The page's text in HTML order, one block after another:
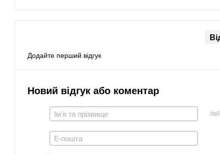
Додайте перший відгук
Новий відгук або коментар